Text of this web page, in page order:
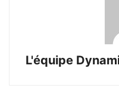
L'équipe